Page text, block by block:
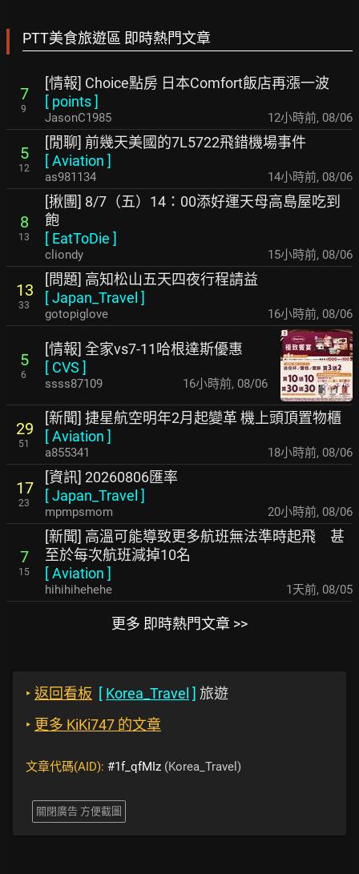
PTT美食旅遊區 即時熱門文章
7
9
[情報] Choice點房 日本Comfort飯店再漲一波
[ points]
JasonC1985 12小時前, 08/06
5
12
[閒聊] 前幾天美國的7L5722飛錯機場事件
[Aviation ]
as981134 14小時前, 08/06
8
13
[揪團] 8/7（五）14：00添好運天母高島屋吃到
飽
[ EatToDie ]
cliondy 15小時前, 08/06
13
33
[問題] 高知松山五天四夜行程請益
[Japan_Travel ]
gotopiglove 16小時前, 08/06
5
6
[情報] 全家vs7-11哈根達斯優惠
[ CVS ]
ssss87109 16小時前, 08/06
29
51
[新聞] 捷星航空明年2月起變革 機上頭頂置物櫃
[Aviation ]
a855341 18小時前, 08/06
17
23
[資訊] 20260806匯率
[Japan_Travel ]
mpmpsmom 20小時前, 08/06
7
15
[新聞] 高溫可能導致更多航班無法準時起飛 甚
至於每次航班減掉10名
[Aviation ]
hihihihehehe 1天前, 08/05
更多 即時熱門文章 >>
‣ 返回看板 [ Korea_Travel ] 旅遊
‣ 更多 KiKi747 的文章
文章代碼(AID): #1f_qfMIz (Korea_Travel)
關閉廣告 方便截圖